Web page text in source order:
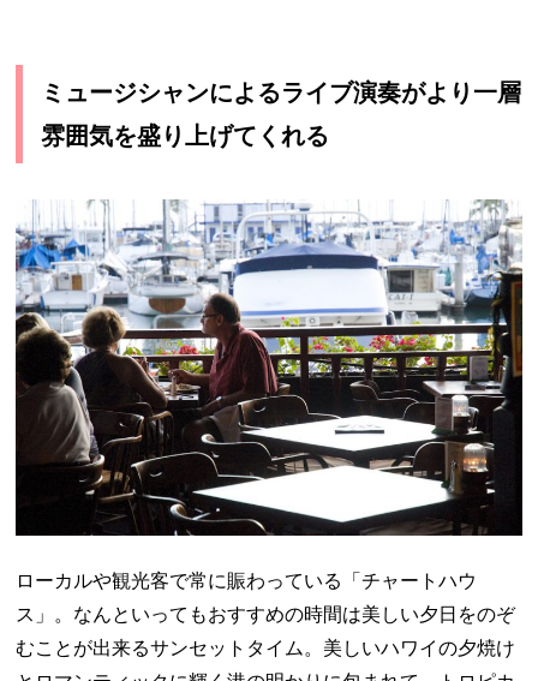
ミュージシャンによるライブ演奏がより一層
雰囲気を盛り上げてくれる
ローカルや観光客で常に賑わっている「チャートハウ
ス」。なんといってもおすすめの時間は美しい夕日をのぞ
むことが出来るサンセットタイム。美しいハワイの夕焼け